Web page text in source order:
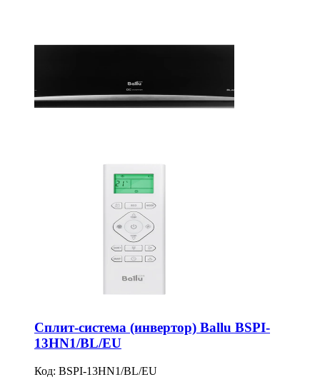
Сплит-система (инвертор) Ballu BSPI-
13HN1/BL/EU
Код: BSPI-13HN1/BL/EU